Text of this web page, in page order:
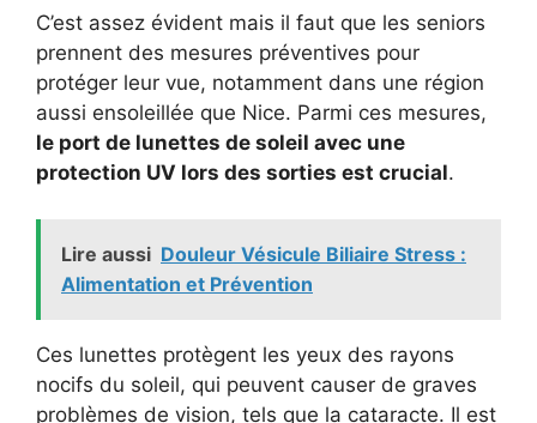
C’est assez évident mais il faut que les seniors
prennent des mesures préventives pour
protéger leur vue, notamment dans une région
aussi ensoleillée que Nice. Parmi ces mesures,
le port de lunettes de soleil avec une
protection UV lors des sorties est crucial.
Lire aussi Douleur Vésicule Biliaire Stress :
Alimentation et Prévention
Ces lunettes protègent les yeux des rayons
nocifs du soleil, qui peuvent causer de graves
problèmes de vision, tels que la cataracte. Il est